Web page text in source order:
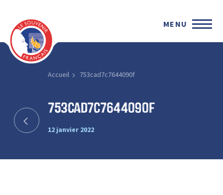
MENU
Accueil 753cad7c7644090f
753cad7c7644090f
12 janvier 2022